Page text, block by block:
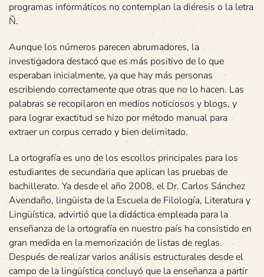
programas informáticos no contemplan la diéresis o la letra
Ñ.
Aunque los números parecen abrumadores, la
investigadora destacó que es más positivo de lo que
esperaban inicialmente, ya que hay más personas
escribiendo correctamente que otras que no lo hacen. Las
palabras se recopilaron en medios noticiosos y blogs, y
para lograr exactitud se hizo por método manual para
extraer un corpus cerrado y bien delimitado.
La ortografía es uno de los escollos principales para los
estudiantes de secundaria que aplican las pruebas de
bachillerato. Ya desde el año 2008, el Dr. Carlos Sánchez
Avendaño, lingüista de la Escuela de Filología, Literatura y
Lingüística, advirtió que la didáctica empleada para la
enseñanza de la ortografía en nuestro país ha consistido en
gran medida en la memorización de listas de reglas.
Después de realizar varios análisis estructurales desde el
campo de la lingüística concluyó que la enseñanza a partir